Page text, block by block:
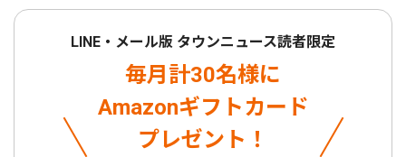
LINE・メール版 タウンニュース読者限定
毎月計30名様に
Amazonギフトカード
プレゼント！